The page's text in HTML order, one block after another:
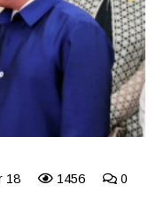
18 1456 0